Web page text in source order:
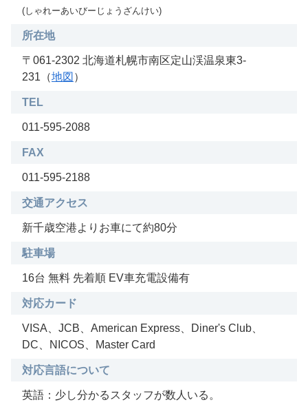
(しゃれーあいびーじょうざんけい)
所在地
〒061-2302 北海道札幌市南区定山渓温泉東3-
231（地図 ）
TEL
011-595-2088
FAX
011-595-2188
交通アクセス
新千歳空港よりお車にて約80分
駐車場
16台 無料 先着順 EV車充電設備有
対応カード
VISA、JCB、American Express、Diner's Club、
DC、NICOS、Master Card
対応言語について
英語：少し分かるスタッフが数人いる。